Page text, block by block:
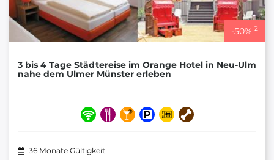
-50% 2
3 bis 4 Tage Städtereise im Orange Hotel in Neu-Ulm
nahe dem Ulmer Münster erleben
36 Monate Gültigkeit